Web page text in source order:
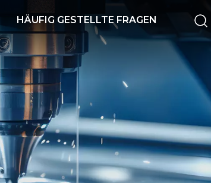
HÄUFIG GESTELLTE FRAGEN